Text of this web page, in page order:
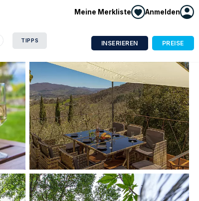
Meine Merkliste Anmelden
TIPPS INSERIEREN PREISE